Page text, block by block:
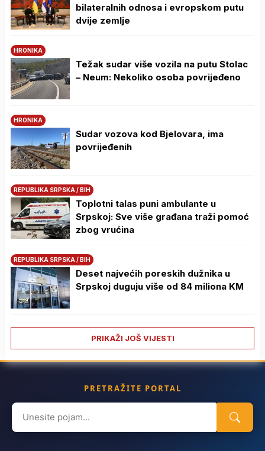
bilateralnih odnosa i evropskom putu
dvije zemlje
HRONIKA
Težak sudar više vozila na putu Stolac
– Neum: Nekoliko osoba povrijeđeno
HRONIKA
Sudar vozova kod Bjelovara, ima
povrijeđenih
REPUBLIKA SRPSKA / BIH
Toplotni talas puni ambulante u
Srpskoj: Sve više građana traži pomoć
zbog vrućina
REPUBLIKA SRPSKA / BIH
Deset najvećih poreskih dužnika u
Srpskoj duguju više od 84 miliona KM
PRIKAŽI JOŠ VIJESTI
PRETRAŽITE PORTAL
Search
for: